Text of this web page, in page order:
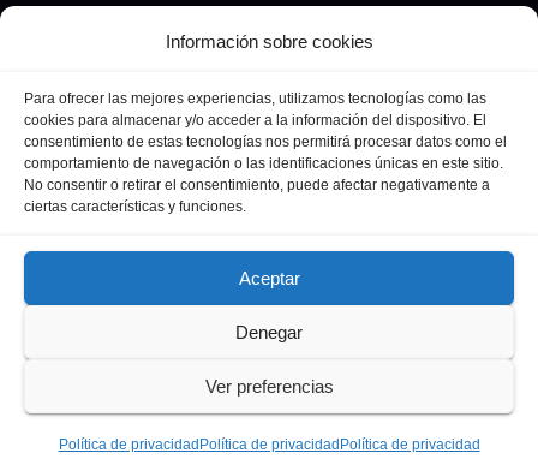
Información sobre cookies
Para ofrecer las mejores experiencias, utilizamos tecnologías como las
cookies para almacenar y/o acceder a la información del dispositivo. El
consentimiento de estas tecnologías nos permitirá procesar datos como el
comportamiento de navegación o las identificaciones únicas en este sitio.
No consentir o retirar el consentimiento, puede afectar negativamente a
ciertas características y funciones.
Aceptar
Denegar
Ver preferencias
Política de privacidad Política de privacidad Política de privacidad
Andalucía Cultura Deportes